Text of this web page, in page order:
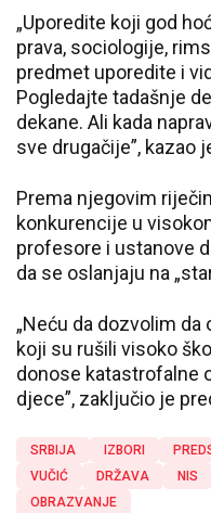
„Uporedite koji god
prava, sociologije,
predmet uporedite i
Pogledajte tadašnje
dekane. Ali kada
sve drugačije”, kazao
Prema njegovim
konkurencije u
profesore i ustanove
da se oslanjaju na
„Neću da dozvolim
koji su rušili visoko
donose katastrofalne
djece”, zaključio je
SRBIJA IZBORI
VUČIĆ
DRŽAVA NIS
OBRAZVANJE